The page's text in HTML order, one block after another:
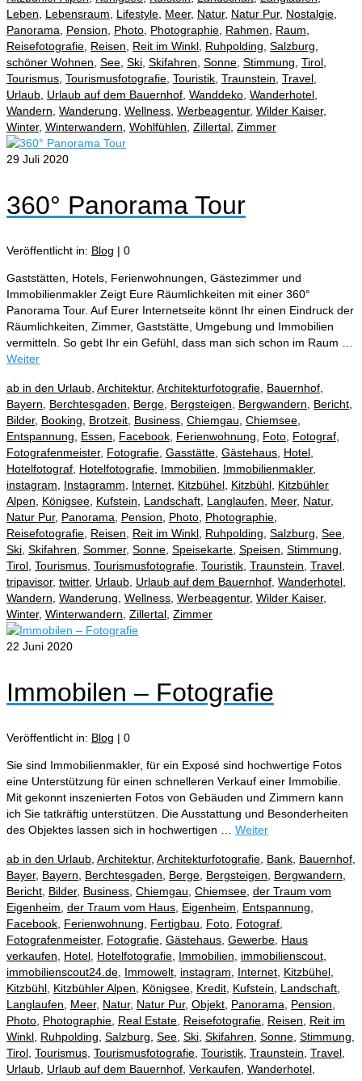
Leben, Lebensraum, Lifestyle, Meer, Natur, Natur Pur, Nostalgie,
Panorama, Pension, Photo, Photographie, Rahmen, Raum,
Reisefotografie, Reisen, Reit im Winkl, Ruhpolding, Salzburg,
schöner Wohnen, See, Ski, Skifahren, Sonne, Stimmung, Tirol,
Tourismus, Tourismusfotografie, Touristik, Traunstein, Travel,
Urlaub, Urlaub auf dem Bauernhof, Wanddeko, Wanderhotel,
Wandern, Wanderung, Wellness, Werbeagentur, Wilder Kaiser,
Winter, Winterwandern, Wohlfühlen, Zillertal, Zimmer
29 Juli 2020
360° Panorama Tour
Veröffentlicht in: Blog | 0
Gaststätten, Hotels, Ferienwohnungen, Gästezimmer und
Immobilienmakler Zeigt Eure Räumlichkeiten mit einer 360°
Panorama Tour. Auf Eurer Internetseite könnt Ihr einen Eindruck der
Räumlichkeiten, Zimmer, Gaststätte, Umgebung und Immobilien
vermitteln. So gebt Ihr ein Gefühl, dass man sich schon im Raum …
Weiter
ab in den Urlaub, Architektur, Architekturfotografie, Bauernhof,
Bayern, Berchtesgaden, Berge, Bergsteigen, Bergwandern, Bericht,
Bilder, Booking, Brotzeit, Business, Chiemgau, Chiemsee,
Entspannung, Essen, Facebook, Ferienwohnung, Foto, Fotograf,
Fotografenmeister, Fotografie, Gasstätte, Gästehaus, Hotel,
Hotelfotograf, Hotelfotografie, Immobilien, Immobilienmakler,
instagram, Instagramm, Internet, Kitzbühel, Kitzbühl, Kitzbühler
Alpen, Königsee, Kufstein, Landschaft, Langlaufen, Meer, Natur,
Natur Pur, Panorama, Pension, Photo, Photographie,
Reisefotografie, Reisen, Reit im Winkl, Ruhpolding, Salzburg, See,
Ski, Skifahren, Sommer, Sonne, Speisekarte, Speisen, Stimmung,
Tirol, Tourismus, Tourismusfotografie, Touristik, Traunstein, Travel,
tripavisor, twitter, Urlaub, Urlaub auf dem Bauernhof, Wanderhotel,
Wandern, Wanderung, Wellness, Werbeagentur, Wilder Kaiser,
Winter, Winterwandern, Zillertal, Zimmer
22 Juni 2020
Immobilen – Fotografie
Veröffentlicht in: Blog | 0
Sie sind Immobilienmakler, für ein Exposé sind hochwertige Fotos
eine Unterstützung für einen schnelleren Verkauf einer Immobilie.
Mit gekonnt inszenierten Fotos von Gebäuden und Zimmern kann
ich Sie tatkräftig unterstützen. Die Ausstattung und Besonderheiten
des Objektes lassen sich in hochwertigen … Weiter
ab in den Urlaub, Architektur, Architekturfotografie, Bank, Bauernhof,
Bayer, Bayern, Berchtesgaden, Berge, Bergsteigen, Bergwandern,
Bericht, Bilder, Business, Chiemgau, Chiemsee, der Traum vom
Eigenheim, der Traum vom Haus, Eigenheim, Entspannung,
Facebook, Ferienwohnung, Fertigbau, Foto, Fotograf,
Fotografenmeister, Fotografie, Gästehaus, Gewerbe, Haus
verkaufen, Hotel, Hotelfotografie, Immobilien, immobilienscout,
immobilienscout24.de, Immowelt, instagram, Internet, Kitzbühel,
Kitzbühl, Kitzbühler Alpen, Königsee, Kredit, Kufstein, Landschaft,
Langlaufen, Meer, Natur, Natur Pur, Objekt, Panorama, Pension,
Photo, Photographie, Real Estate, Reisefotografie, Reisen, Reit im
Winkl, Ruhpolding, Salzburg, See, Ski, Skifahren, Sonne, Stimmung,
Tirol, Tourismus, Tourismusfotografie, Touristik, Traunstein, Travel,
Urlaub, Urlaub auf dem Bauernhof, Verkaufen, Wanderhotel,